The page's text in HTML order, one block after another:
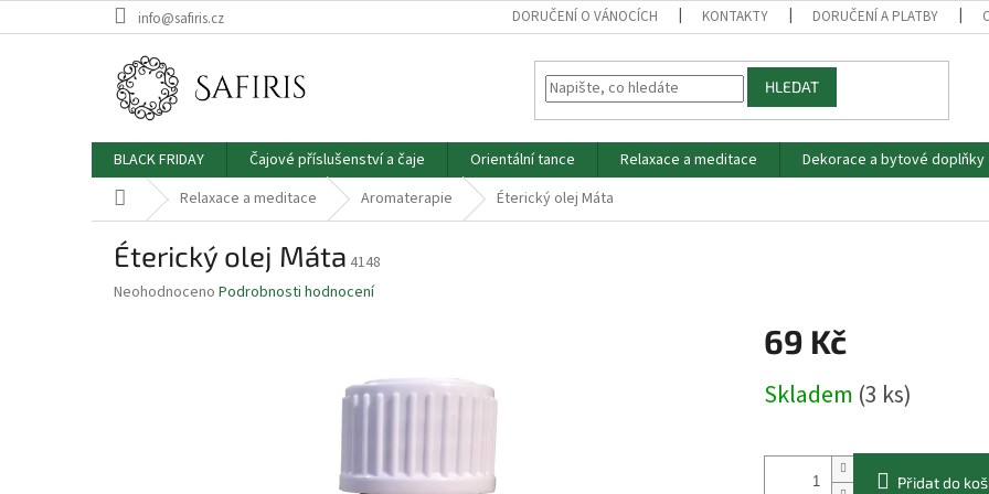
na
info@safiris.cz DORUČENÍ O VÁNOCÍCH KONTAKTY DORUČENÍ A PLATBY
HLEDAT
BLACK FRIDAY Čajové příslušenství a čaje Orientální tance Relaxace a meditace Dekorace a bytové doplňky
Domů Relaxace a meditace Aromaterapie Éterický olej Máta
Éterický olej Máta 4148
Průměrné
Neohodnoceno Podrobnosti hodnocení
69 Kč
cena:
Skladem (3 ks)
Přidat do